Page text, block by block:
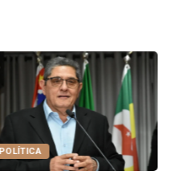
COTIDIANO